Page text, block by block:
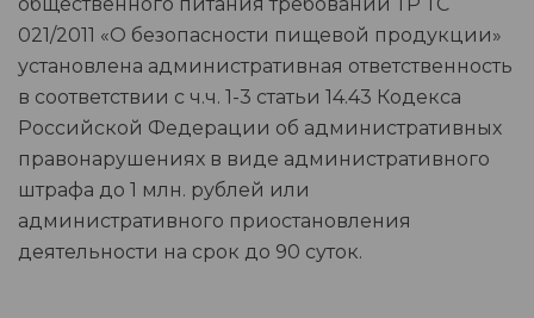
021/2011 «О безопасности пищевой продукции»
установлена административная ответственность
в соответствии с ч.ч. 1-3 статьи 14.43 Кодекса
Российской Федерации об административных
правонарушениях в виде административного
штрафа до 1 млн. рублей или
административного приостановления
деятельности на срок до 90 суток.